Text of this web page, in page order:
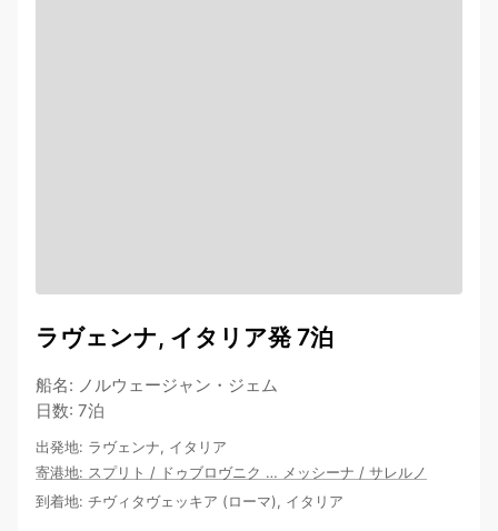
ラヴェンナ, イタリア発 7泊
船名: ノルウェージャン・ジェム
日数: 7泊
出発地: ラヴェンナ, イタリア
寄港地: スプリト / ドゥブロヴニク … メッシーナ / サレルノ
到着地: チヴィタヴェッキア (ローマ), イタリア